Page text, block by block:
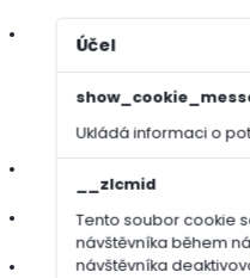
Účel
Ukládá informaci o
__zlcmid
Tento soubor cookie
návštěvníka během
návštěvníka
lepší vzhled – vypěstován
Technická data:
výška trávníku 2,5 - 3 cm
vegetační vrstva 2 cm